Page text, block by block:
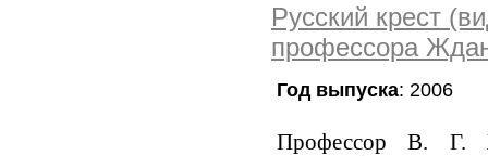
Русский крест
профессора
Год выпуска: 2006
Профессор В. Г.